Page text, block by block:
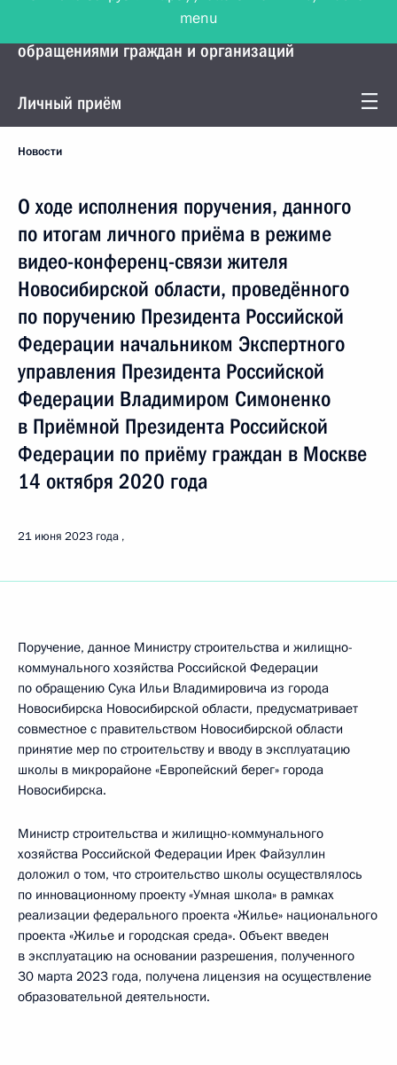
Управление Президента по работе с
обращениями граждан и организаций
Личный приём
Новости
О ходе исполнения поручения, данного
по итогам личного приёма в режиме
видео-конференц-связи жителя
Новосибирской области, проведённого
по поручению Президента Российской
Федерации начальником Экспертного
управления Президента Российской
Федерации Владимиром Симоненко
в Приёмной Президента Российской
Федерации по приёму граждан в Москве
14 октября 2020 года
21 июня 2023 года
Поручение, данное Министру строительства и жилищно-
коммунального хозяйства Российской Федерации
по обращению Сука Ильи Владимировича из города
Новосибирска Новосибирской области, предусматривает
совместное с правительством Новосибирской области
принятие мер по строительству и вводу в эксплуатацию
школы в микрорайоне «Европейский берег» города
Новосибирска.
Министр строительства и жилищно-коммунального
хозяйства Российской Федерации Ирек Файзуллин
доложил о том, что строительство школы осуществлялось
по инновационному проекту «Умная школа» в рамках
реализации федерального проекта «Жилье» национального
проекта «Жилье и городская среда». Объект введен
в эксплуатацию на основании разрешения, полученного
30 марта 2023 года, получена лицензия на осуществление
образовательной деятельности.
menu